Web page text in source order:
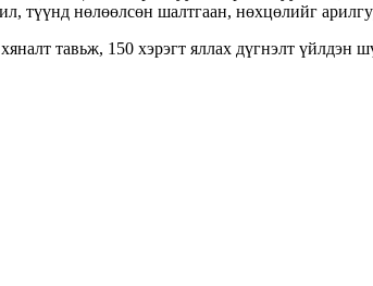
түүнд нөлөөлсөн шалтгаан, нөхцөлийг
тавьж, 150 хэрэгт яллах дүгнэлт үйлдэн